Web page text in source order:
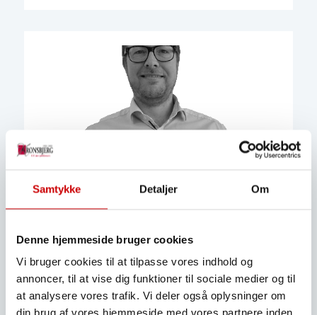
Samtykke Detaljer Om
Denne hjemmeside bruger cookies
Vi bruger cookies til at tilpasse vores indhold og
annoncer, til at vise dig funktioner til sociale medier og til
at analysere vores trafik. Vi deler også oplysninger om
din brug af vores hjemmeside med vores partnere inden
Simon Møller
Salgskonsulent